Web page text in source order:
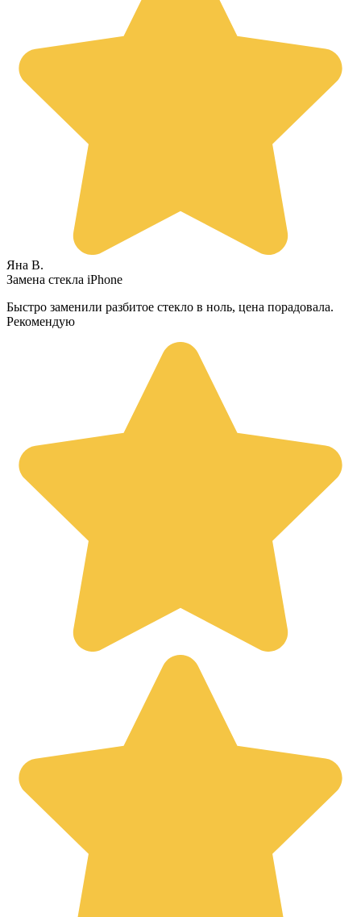
Яна В.
Замена стекла iPhone
Быстро заменили разбитое стекло в ноль, цена порадовала.
Рекомендую